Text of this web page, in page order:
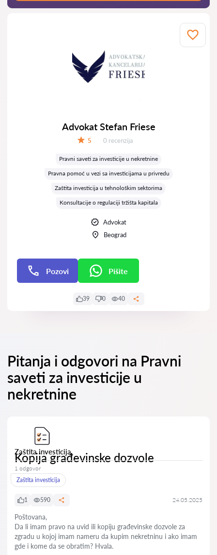
Advokat Stefan Friese
5 Recenzija:
0 recenzija
Pravni saveti za investicije u nekretnine
Pravna pomoć u vezi sa investicijama u privredu
Zaštita investicija u tehnološkim sektorima
Konsultacije o regulaciji tržišta kapitala
Advokat
Beograd
Pozovi Pišite
39 0 40
Pitanja i odgovori na Pravni
saveti za investicije u
nekretnine
Zaštita investicija
Kopija građevinske dozvole
1 odgovor
Zaštita investicija
1 590 24.05.2025
Poštovana,
Da li imam pravo na uvid ili kopiju građevinske dozvole za
zgradu u kojoj imam nameru da kupim nekretninu i ako imam
gde i kome da se obratim? Hvala.